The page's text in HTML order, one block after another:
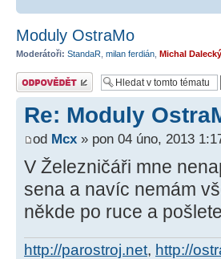
Moduly OstraMo
Moderátoři: StandaR milan ferdián Michal Dalecký
Odeslat odpověď
Re: Moduly
od Mcx » pon 04 úno, 2013
V Železničáři mne
sena a navíc nemám
někde po ruce a
http://parostroj.net, http://